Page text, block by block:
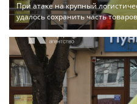
При атаке на крупный
удалось сохранить часть товаров